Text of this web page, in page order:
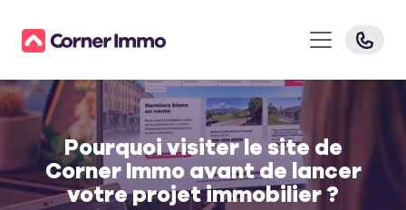
Pourquoi visiter le site de
Corner Immo avant de lancer
votre projet immobilier ?